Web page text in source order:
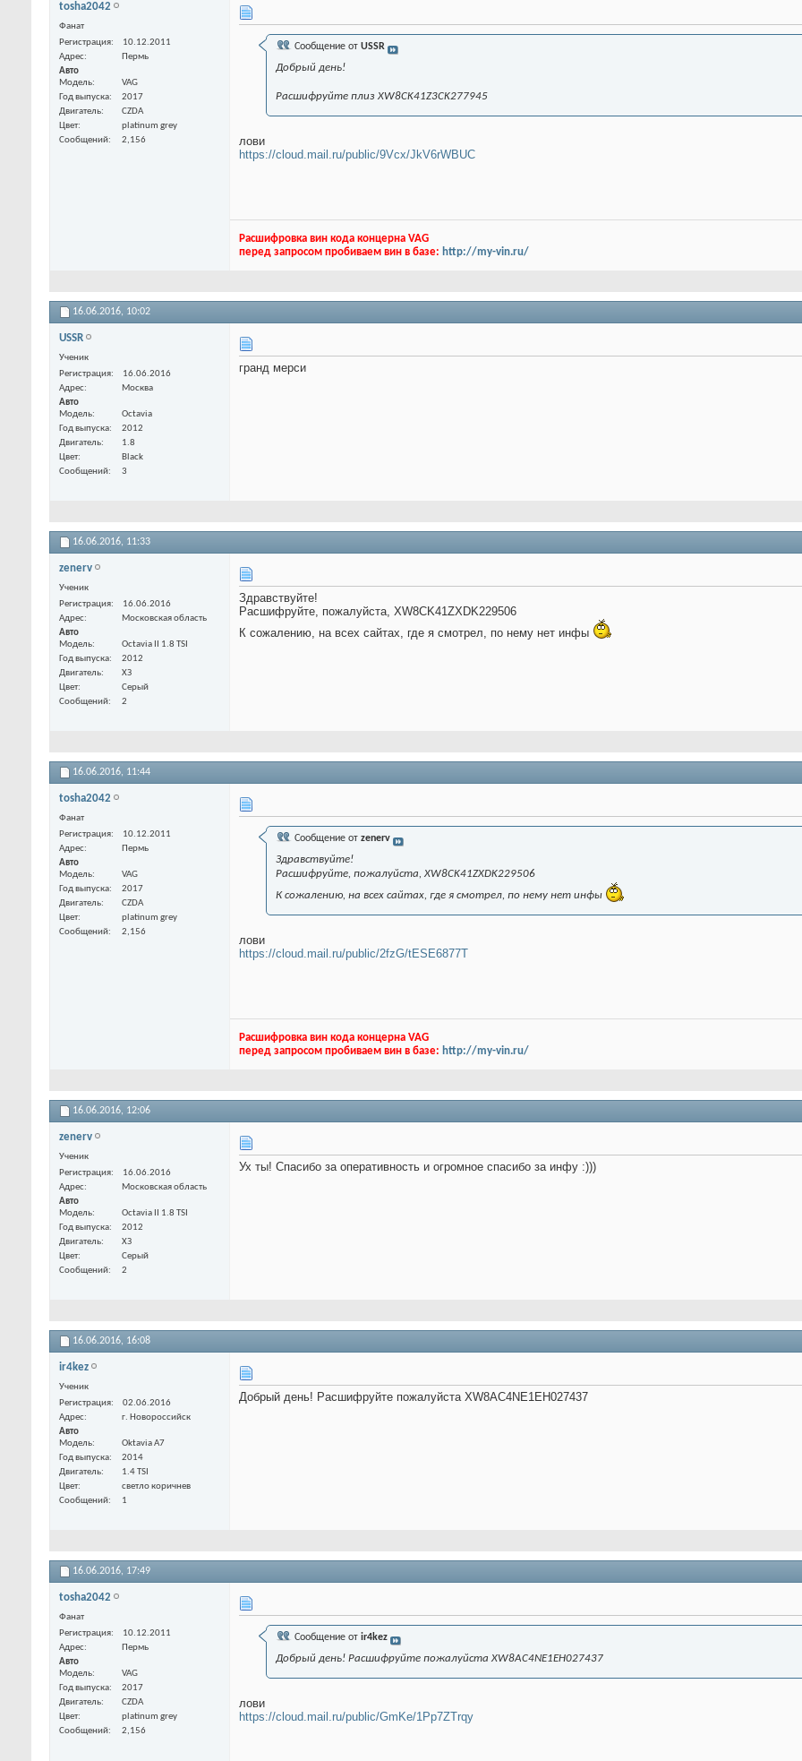
tosha2042
Фанат
Регистрация
10.12.2011
Адрес
Пермь
Авто
Модель
VAG
Год выпуска
2017
Двигатель
CZDA
Цвет
platinum grey
Сообщений
2,156
Сообщение от USSR
Добрый день!
Расшифруйте плиз XW8CK41Z3CK277945
лови
https://cloud.mail.ru/public/9Vcx/JkV6rWBUC
Расшифровка вин кода концерна VAG
перед запросом пробиваем вин в базе: http://my-vin.ru/
16.06.2016, 10:02
USSR
Ученик
Регистрация
16.06.2016
Адрес
Москва
Авто
Модель
Octavia
Год выпуска
2012
Двигатель
1.8
Цвет
Black
Сообщений
3
гранд мерси
16.06.2016, 11:33
zenerv
Ученик
Регистрация
16.06.2016
Адрес
Московская область
Авто
Модель
Octavia II 1.8 TSI
Год выпуска
2012
Двигатель
ХЗ
Цвет
Серый
Сообщений
2
Здравствуйте!
Расшифруйте, пожалуйста, XW8CK41ZXDK229506
К сожалению, на всех сайтах, где я смотрел, по нему нет инфы
16.06.2016, 11:44
tosha2042
Фанат
Регистрация
10.12.2011
Адрес
Пермь
Авто
Модель
VAG
Год выпуска
2017
Двигатель
CZDA
Цвет
platinum grey
Сообщений
2,156
Сообщение от zenerv
Здравствуйте!
Расшифруйте, пожалуйста, XW8CK41ZXDK229506
К сожалению, на всех сайтах, где я смотрел, по нему нет инфы
лови
https://cloud.mail.ru/public/2fzG/tESE6877T
Расшифровка вин кода концерна VAG
перед запросом пробиваем вин в базе: http://my-vin.ru/
16.06.2016, 12:06
zenerv
Ученик
Регистрация
16.06.2016
Адрес
Московская область
Авто
Модель
Octavia II 1.8 TSI
Год выпуска
2012
Двигатель
ХЗ
Цвет
Серый
Сообщений
2
Ух ты! Спасибо за оперативность и огромное спасибо за инфу :)))
16.06.2016, 16:08
ir4kez
Ученик
Регистрация
02.06.2016
Адрес
г. Новороссийск
Авто
Модель
Oktavia A7
Год выпуска
2014
Двигатель
1.4 TSI
Цвет
светло коричнев
Сообщений
1
Добрый день! Расшифруйте пожалуйста XW8AC4NE1EH027437
16.06.2016, 17:49
tosha2042
Фанат
Регистрация
10.12.2011
Адрес
Пермь
Авто
Модель
VAG
Год выпуска
2017
Двигатель
CZDA
Цвет
platinum grey
Сообщений
2,156
Сообщение от ir4kez
Добрый день! Расшифруйте пожалуйста XW8AC4NE1EH027437
лови
https://cloud.mail.ru/public/GmKe/1Pp7ZTrqy